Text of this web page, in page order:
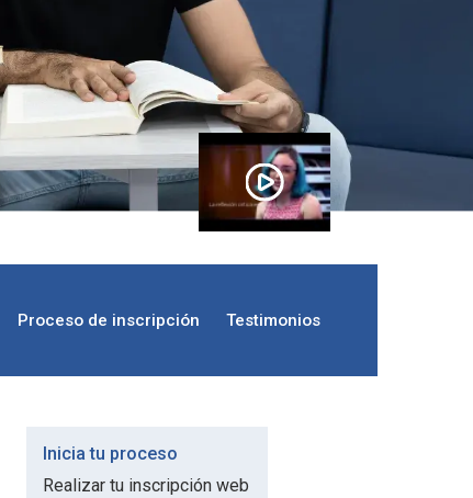
Proceso de inscripción Testimonios
Inicia tu proceso
Realizar tu inscripción web